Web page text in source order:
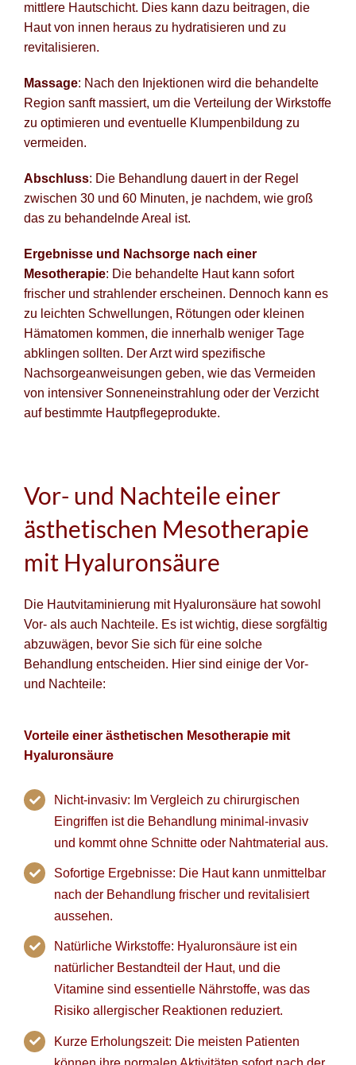
mittlere Hautschicht. Dies kann dazu beitragen, die
Haut von innen heraus zu hydratisieren und zu
revitalisieren.
Massage: Nach den Injektionen wird die behandelte
Region sanft massiert, um die Verteilung der Wirkstoffe
zu optimieren und eventuelle Klumpenbildung zu
vermeiden.
Abschluss: Die Behandlung dauert in der Regel
zwischen 30 und 60 Minuten, je nachdem, wie groß
das zu behandelnde Areal ist.
Ergebnisse und Nachsorge nach einer
Mesotherapie: Die behandelte Haut kann sofort
frischer und strahlender erscheinen. Dennoch kann es
zu leichten Schwellungen, Rötungen oder kleinen
Hämatomen kommen, die innerhalb weniger Tage
abklingen sollten. Der Arzt wird spezifische
Nachsorgeanweisungen geben, wie das Vermeiden
von intensiver Sonneneinstrahlung oder der Verzicht
auf bestimmte Hautpflegeprodukte.
Vor- und Nachteile einer
ästhetischen Mesotherapie
mit Hyaluronsäure
Die Hautvitaminierung mit Hyaluronsäure hat sowohl
Vor- als auch Nachteile. Es ist wichtig, diese sorgfältig
abzuwägen, bevor Sie sich für eine solche
Behandlung entscheiden. Hier sind einige der Vor-
und Nachteile:
Vorteile einer ästhetischen Mesotherapiemit
Hyaluronsäure
Nicht-invasiv: Im Vergleich zu chirurgischen
Eingriffen ist die Behandlung minimal-invasiv
und kommt ohne Schnitte oder Nahtmaterial aus.
Sofortige Ergebnisse: Die Haut kann unmittelbar
nach der Behandlung frischer und revitalisiert
aussehen.
Natürliche Wirkstoffe: Hyaluronsäure ist ein
natürlicher Bestandteil der Haut, und die
Vitamine sind essentielle Nährstoffe, was das
Risiko allergischer Reaktionen reduziert.
Kurze Erholungszeit: Die meisten Patienten